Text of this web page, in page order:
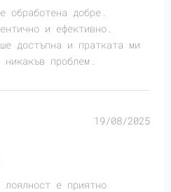
обработена добре.
и ефективно.
достъпна и пратката ми
проблем.
19/08/2025
лоялност е приятно